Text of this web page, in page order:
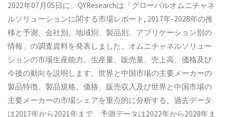
2022年07月05日に、QYResearchは「グローバルオムニチャネ
ルソリューションに関する市場レポート, 2017年-2028年の推
移と予測、会社別、地域別、製品別、アプリケーション別の
情報」の調査資料を発表しました。オムニチャネルソリュー
ションの市場生産能力、生産量、販売量、売上高、価格及び
今後の動向を説明します。世界と中国市場の主要メーカーの
製品特徴、製品規格、価格、販売収入及び世界と中国市場の
主要メーカーの市場シェアを重点的に分析する。過去データ
は2017年から2021年まで、予測データは2022年から2028年ま